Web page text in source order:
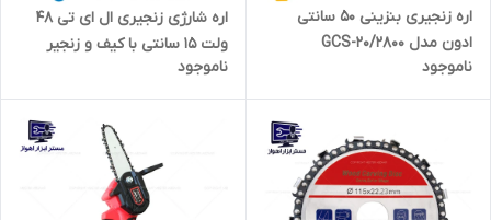
اره زنجیری بنزینی 50 سانتی
ادون مدل GCS-20/2800
ناموجود
اره شارژی زنجیری ال ای تی 48
ولت 15 سانتی با کیف و زنجیر
مدل LET 48VH
ناموجود